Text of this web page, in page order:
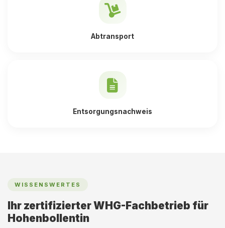
Abtransport
Entsorgungsnachweis
WISSENSWERTES
Ihr zertifizierter WHG-Fachbetrieb für
Hohenbollentin